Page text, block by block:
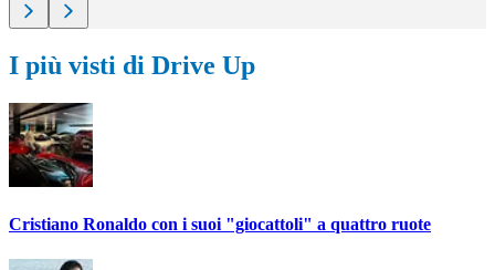
I più visti di Drive Up
Cristiano Ronaldo con i suoi "giocattoli" a quattro ruote